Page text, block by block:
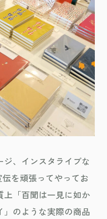
、インスタライブな
を頑張ってやってお
上「百聞は一見に如か
のような実際の商品